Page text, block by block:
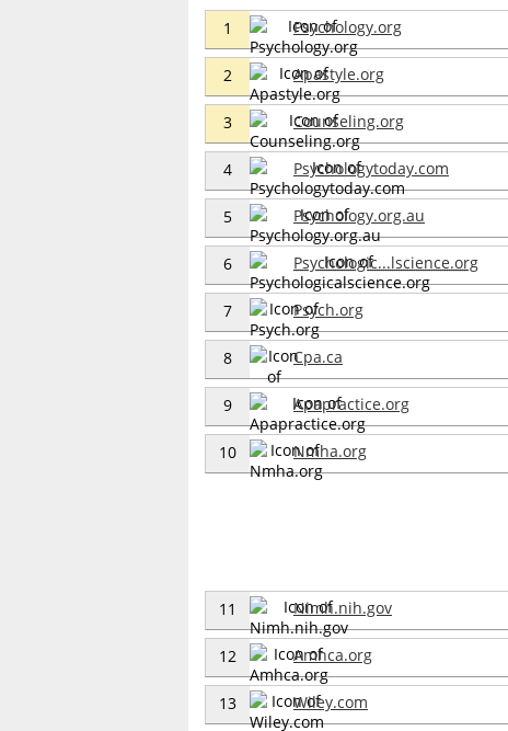
1 Psychology.org
2 Apastyle.org
3 Counseling.org
4 Psychologytoday.com
5 Psychology.org.au
6 Psychologic...lscience.org
7 Psych.org
8 Cpa.ca
9 Apapractice.org
10 Nmha.org
11 Nimh.nih.gov
12 Amhca.org
13 Wiley.com